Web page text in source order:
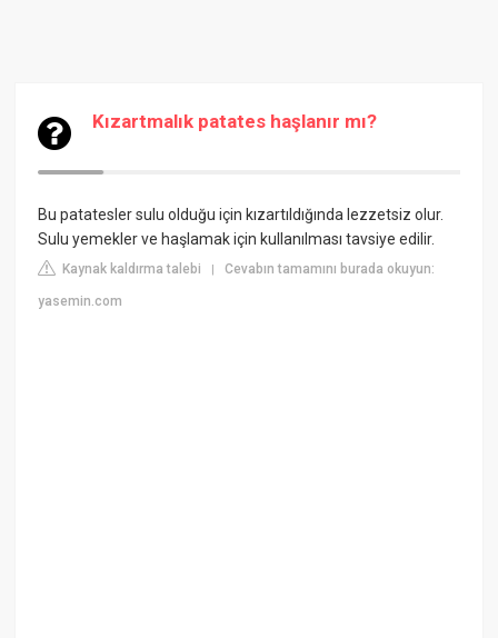
Kızartmalık patates haşlanır mı?
Bu patatesler sulu olduğu için kızartıldığında lezzetsiz olur.
Sulu yemekler ve haşlamak için kullanılması tavsiye edilir.
Kaynak kaldırma talebi |Cevabın tamamını burada okuyun:
yasemin.com